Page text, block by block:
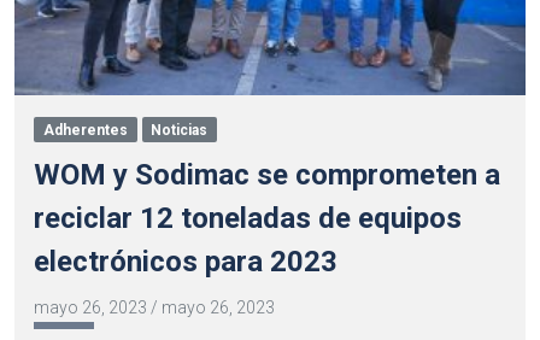
Adherentes Noticias
WOM y Sodimac se comprometen a
reciclar 12 toneladas de equipos
electrónicos para 2023
mayo 26, 2023 / mayo 26, 2023